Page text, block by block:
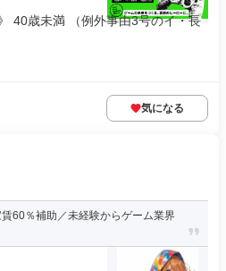
40歳未満 （例外事由3号のイ・長
気になる
60％補助／未経験からゲーム業界